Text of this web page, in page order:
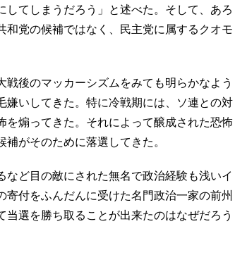
てしまうだろう」と述べた。そして、あろ
和党の候補ではなく、民主党に属するクオモ
後のマッカーシズムをみても明らかなよう
嫌いしてきた。特に冷戦期には、ソ連との対
煽ってきた。それによって醸成された恐怖
がそのために落選してきた。
ど目の敵にされた無名で政治経験も浅いイ
付をふんだんに受けた名門政治一家の前州
選を勝ち取ることが出来たのはなぜだろう